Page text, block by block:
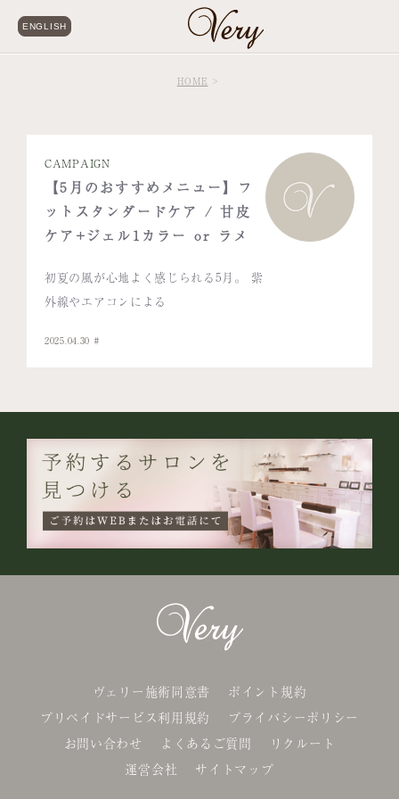
ENGLISH
HOME
CAMPAIGN
【5月のおすすめメニュー】フ
ットスタンダードケア / 甘皮
ケア+ジェル1カラー or ラメ
初夏の風が心地よく感じられる5月。 紫
外線やエアコンによる
2025.04.30
ヴェリー施術同意書
ポイント規約
プリペイドサービス利用規約
プライバシーポリシー
お問い合わせ
よくあるご質問
リクルート
運営会社
サイトマップ